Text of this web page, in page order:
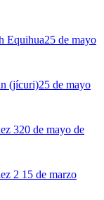
Equihua25 de mayo
(jícuri)25 de mayo
320 de mayo de
2 15 de marzo